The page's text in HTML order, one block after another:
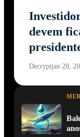
devem
Decryptjan 28,